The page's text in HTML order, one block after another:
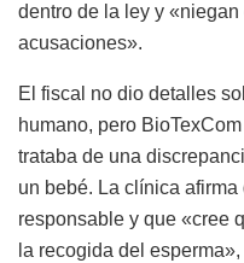
dentro de la ley y
acusaciones».
El fiscal no dio detalles
humano, pero
trataba de una
un bebé. La clínica
responsable y que «cree
la recogida del